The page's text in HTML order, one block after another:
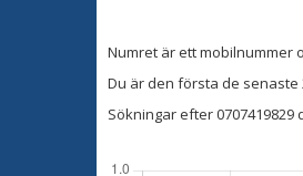
Numret är ett mobilnummer
Du är den första de
Sökningar efter